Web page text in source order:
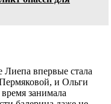
Лиепа впервые стала
и Ольги
занимала